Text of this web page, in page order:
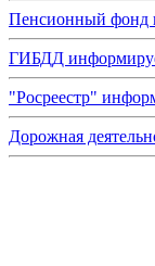
Пенсионный фонд
ГИБДД
"Росреестр"
Дорожная